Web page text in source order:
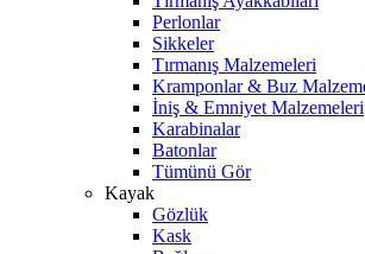
Perlonlar
Sikkeler
Tırmanış Malzemeleri
Kramponlar & Buz
İniş & Emniyet Malzemeleri
Karabinalar
Batonlar
Tümünü Gör
Kayak
Gözlük
Kask